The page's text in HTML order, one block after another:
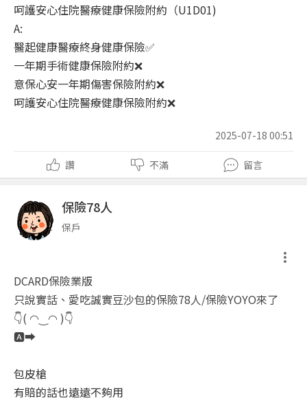
呵護安心住院醫療健康保險附約（U1D01)
A:
醫起健康醫療終身健康保險✅
一年期手術健康保險附約❌
意保心安一年期傷害保險附約❌
呵護安心住院醫療健康保險附約❌
2025-07-18 00:51
讚 不滿 留言
保險78人
保戶
DCARD保險業版
只說實話、愛吃誠實豆沙包的保險78人/保險YOYO來了
👇( ◠‿◠ )👇
🅰️➡️
包皮槍
有賠的話也遠遠不夠用